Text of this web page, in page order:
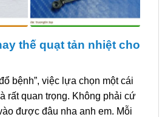
thế quạt tản nhiệt cho
bệnh”, việc lựa chọn một cái
rất quan trọng. Không phải cứ
được đâu nha anh em. Mỗi